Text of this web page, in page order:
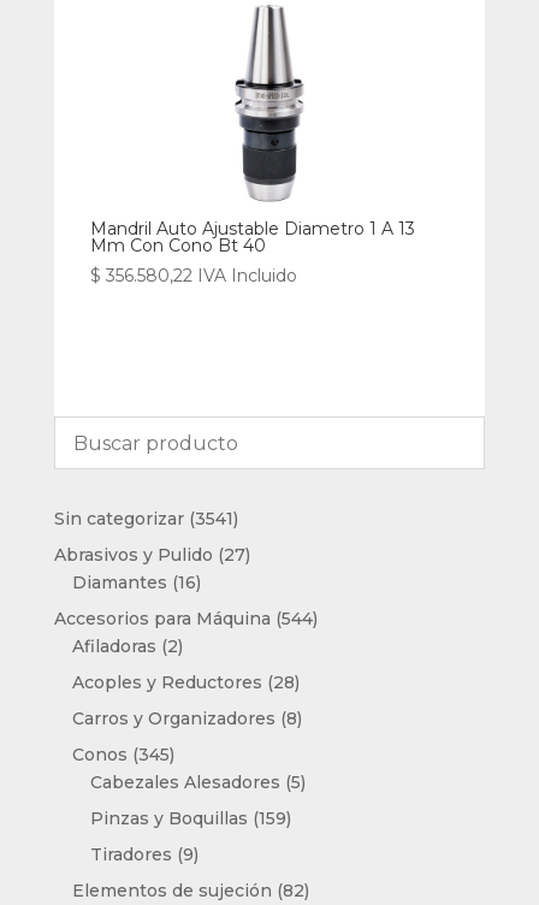
Mandril Auto Ajustable Diametro 1 A 13
Mm Con Cono Bt 40
$ 356.580,22 IVA Incluido
Sin categorizar 35413541
productos
Abrasivos y Pulido 2727
Diamantes 1616
productos
Accesorios para Máquina 544544
Afiladoras 22
productos
Acoples y Reductores 2828
productos
Carros y Organizadores 88
Conos 345345
productos
Cabezales Alesadores 55
Pinzas y Boquillas 159159
Tiradores 99
productos
Elementos de sujeción 8282